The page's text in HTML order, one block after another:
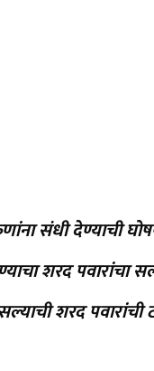
संधी देण्याची
शरद पवारांचा
शरद पवारांची